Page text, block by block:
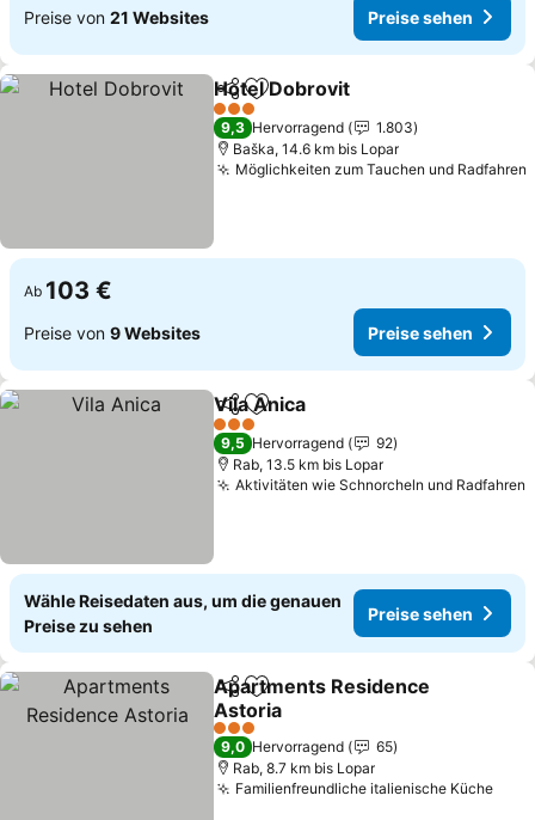
Preise von 21 Websites Preise sehen
TeilenZu Favoriten hinzufügen
Hotel Dobrovit
3 Sterne
9,3 Hervorragend
1.803
Baška, 14.6 km bis Lopar
Möglichkeiten zum Tauchen und Radfahren
Ab 103 €
Preise von 9 Websites Preise sehen
TeilenZu Favoriten hinzufügen
Vila Anica
3 Sterne
9,5 Hervorragend
92
Rab, 13.5 km bis Lopar
Aktivitäten wie Schnorcheln und Radfahren
Wähle Reisedaten aus, um die genauen
Preise zu sehen
Preise sehen
TeilenZu Favoriten hinzufügen
Apartments Residence
Astoria
Preise sehen
3 Sterne
9,0 Hervorragend
65
Rab, 8.7 km bis Lopar
Familienfreundliche italienische Küche